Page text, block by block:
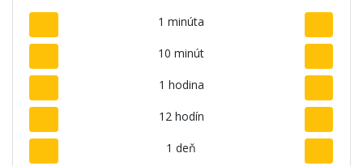
1 minúta
10 minút
1 hodina
12 hodín
1 deň